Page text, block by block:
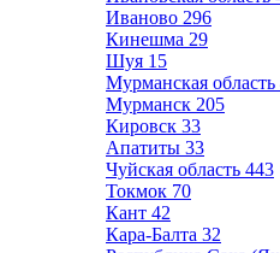
Иваново 296
Кинешма 29
Шуя 15
Мурманская область
Мурманск 205
Кировск 33
Апатиты 33
Чуйская область 443
Токмок 70
Кант 42
Кара-Балта 32